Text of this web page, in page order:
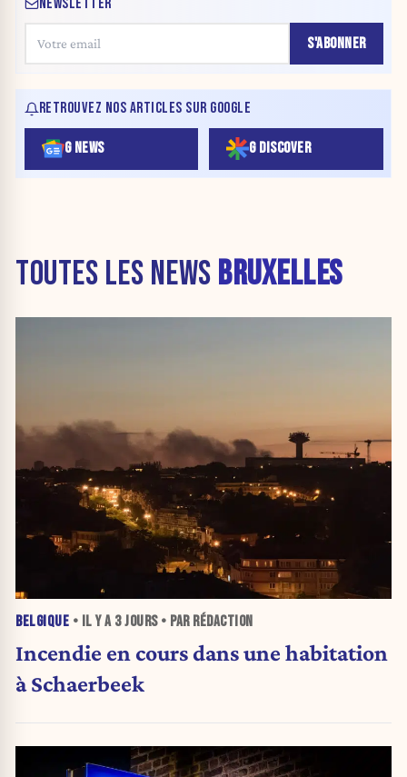
S'ABONNER
RETROUVEZ NOS ARTICLES SUR GOOGLE
G NEWS G DISCOVER
TOUTES LES NEWS BRUXELLES
BELGIQUE • IL Y A 3 JOURS• PAR RÉDACTION
Incendie en cours dans une habitation
à Schaerbeek